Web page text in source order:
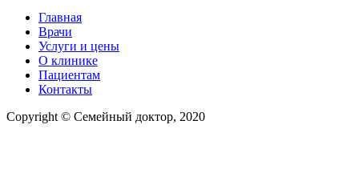
Главная
Врачи
Услуги и цены
О клинике
Пациентам
Контакты
Copyright © Семейный доктор, 2020